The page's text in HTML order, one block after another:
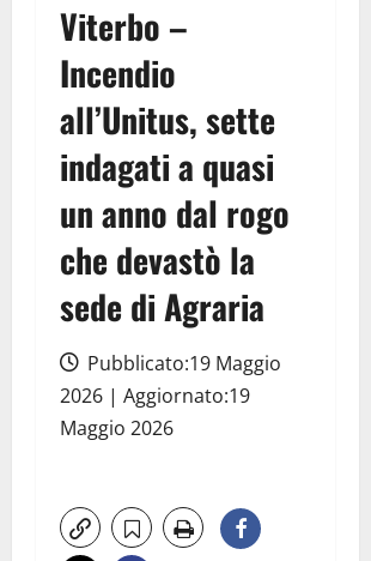
Viterbo –
Incendio
all’Unitus, sette
indagati a quasi
un anno dal rogo
che devastò la
sede di Agraria
Pubblicato:19 Maggio
2026 | Aggiornato:19
Maggio 2026